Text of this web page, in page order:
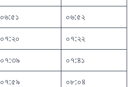
০৬:৫১ ০৬:৫২
০৭:২০ ০৭:২২
০৭:৩৯ ০৭:৪১
০৭:৫৯ ০৮:০৪